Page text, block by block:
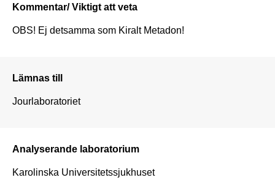
Kommentar/ Viktigt att veta
OBS! Ej detsamma som Kiralt Metadon!
Lämnas till
Jourlaboratoriet
Analyserande laboratorium
Karolinska Universitetssjukhuset